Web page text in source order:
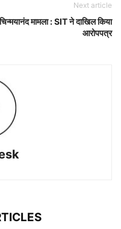
Next article
चिन्मयानंद मामला : SIT ने दाखिल किया
आरोपपत्र